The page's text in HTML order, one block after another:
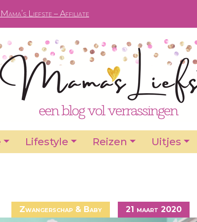
Liefste – Affiliate
Lifestyle Reizen Uitjes
Zwangerschap & Baby 21 maart 2020